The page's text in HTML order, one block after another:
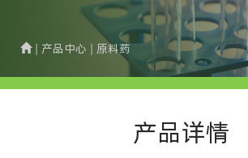
| 产品中心 | 原料药
产品详情